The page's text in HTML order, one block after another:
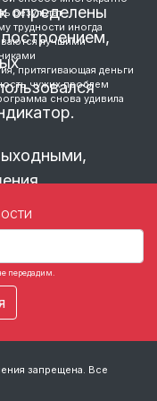
определены
2023 года.
и не
времени
— должен
результат
трудности иногда
лучшими
притягивающая деньги
чужих проблем
снова удивила
передадим.
запрещена. Все